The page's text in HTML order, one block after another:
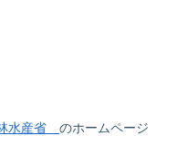
水産省のホームページ